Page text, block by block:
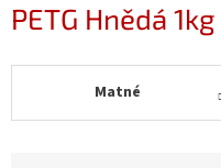
PETG Hnědá 1kg
Matné